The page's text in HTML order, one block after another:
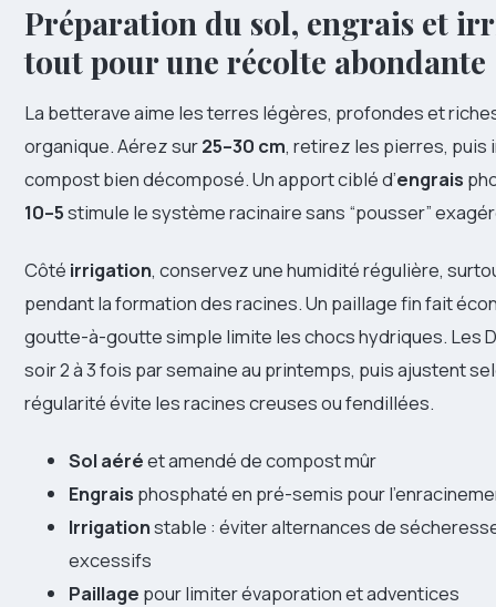
Préparation du sol, engrais et
tout pour une récolte abondante
La betterave aime les terres légères, profondes et
organique. Aérez sur25–30 cm, retirez les pierres, puis
compost bien décomposé. Un apport ciblé d’engrais
10–5stimule le système racinaire sans “pousser”
Côté irrigation, conservez une humidité régulière,
pendant la formation des racines. Un paillage fin fait
goutte-à-goutte simple limite les chocs hydriques. Les
soir 2 à 3 fois par semaine au printemps, puis ajustent
régularité évite les racines creuses ou fendillées.
Sol aéréet amendé de compost mûr
Engrais phosphaté en pré-semis pour
Irrigationstable : éviter alternances de
excessifs
Paillage pour limiter évaporation et adventices